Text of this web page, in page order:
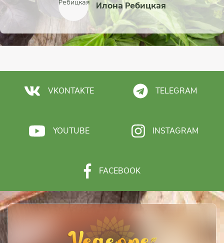
Илона РебицкаяМарина Карпова
Айгерим Тастанова
Светлана
Алексей Исаков
Сергей Шомполов
VKONTAKTE TELEGRAM
YOUTUBE INSTAGRAM
FACEBOOK